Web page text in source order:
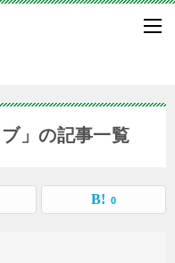
」の記事一覧
0